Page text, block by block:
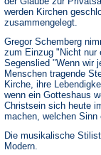
werden Kirchen
zusammengelegt.
Gregor Schemberg
zum Einzug "Nicht nur
Segenslied "Wenn wir
Menschen tragende
Kirche, ihre
wenn ein Gotteshaus
Christsein sich heute
machen, welchen
Die musikalische
Modern.